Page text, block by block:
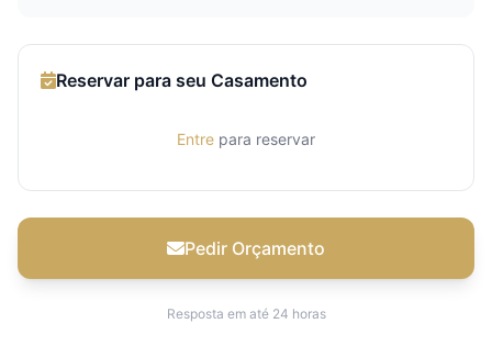
Reservar para seu Casamento
Entre para reservar
Pedir Orçamento
Resposta em até 24 horas